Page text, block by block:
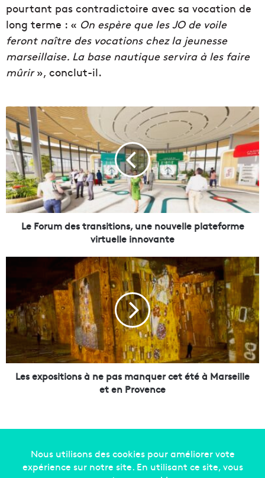
pourtant pas contradictoire avec sa vocation de
long terme : « On espère que les JO de voile
feront naître des vocations chez la jeunesse
marseillaise. La base nautique servira à les faire
mûrir», conclut-il.
L
e
F
o
u
m
d
e
s
t
i
o
n
s
Le Forum des transitions, une nouvelle plateforme
virtuelle innovante
s
x
p
o
s
i
Les expositions à ne pas manquer cet été à Marseille
et en Provence
Copyright © 2014-2022Made in Marseille. Tous droits